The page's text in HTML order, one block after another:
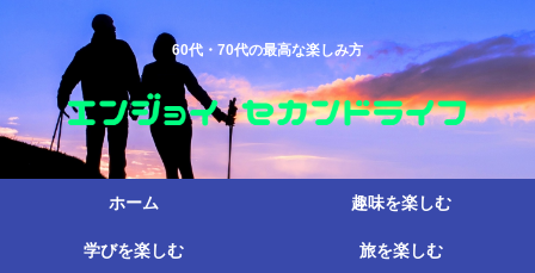
60代・70代の最高な楽しみ方
ホーム 趣味を楽しむ
学びを楽しむ 旅を楽しむ